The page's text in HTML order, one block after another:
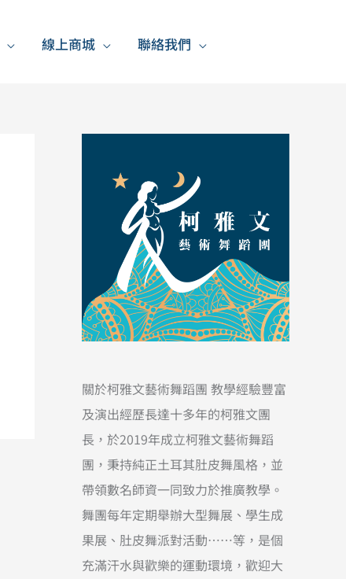
線上商城 聯絡我們
關於柯雅文藝術舞蹈團 教學經驗豐富
及演出經歷長達十多年的柯雅文團
長，於2019年成立柯雅文藝術舞蹈
團，秉持純正土耳其肚皮舞風格，並
帶領數名師資一同致力於推廣教學。
舞團每年定期舉辦大型舞展、學生成
果展、肚皮舞派對活動……等，是個
充滿汗水與歡樂的運動環境，歡迎大